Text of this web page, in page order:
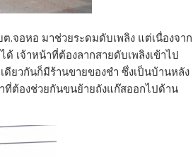
.จอหอ มาช่วยระดมดับเพลิง แต่เนื่องจาก
เจ้าหน้าที่ต้องลากสายดับเพลิงเข้าไป
ยวกันก็มีร้านขายของชำ ซึ่งเป็นบ้านหลัง
ที่ต้องช่วยกันขนย้ายถังแก๊สออกไปด้าน